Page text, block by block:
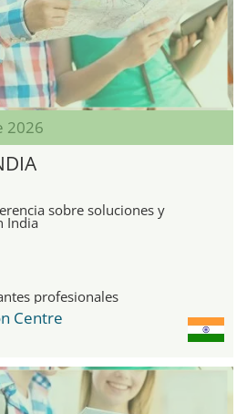
2026
sobre soluciones y
India
profesionales
Centre